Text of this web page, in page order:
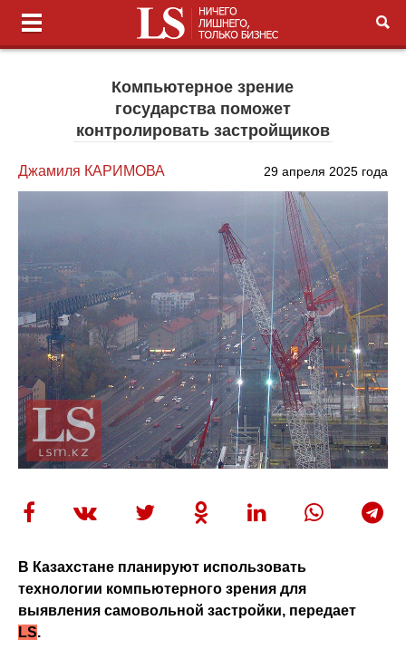
Компьютерное зрение
государства поможет
контролировать застройщиков
Джамиля КАРИМОВА 29 апреля 2025 года
В Казахстане планируют использовать
технологии компьютерного зрения для
выявления самовольной застройки, передает
LS.